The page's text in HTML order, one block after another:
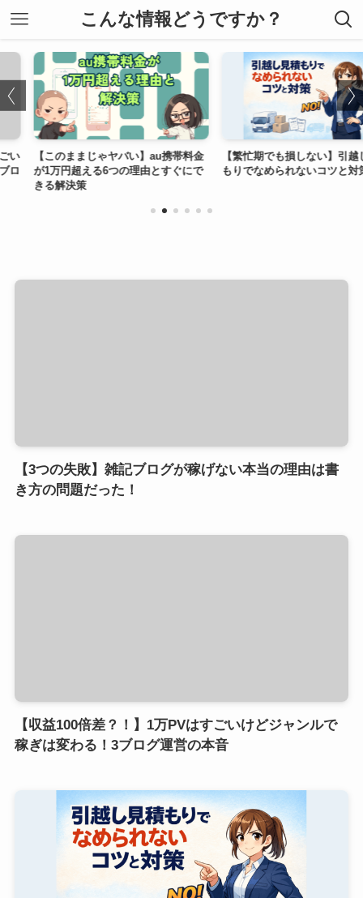
こんな情報どうですか？
い】au携帯料金
理由とすぐにで
【繁忙期でも損しない】引越し見積
もりでなめられないコツと対策
【使わない理
の出品から集
【3つの失敗】雑記ブログが稼げない本当の理由は書
き方の問題だった！
【収益100倍差？！】1万PVはすごいけどジャンルで
稼ぎは変わる！3ブログ運営の本音